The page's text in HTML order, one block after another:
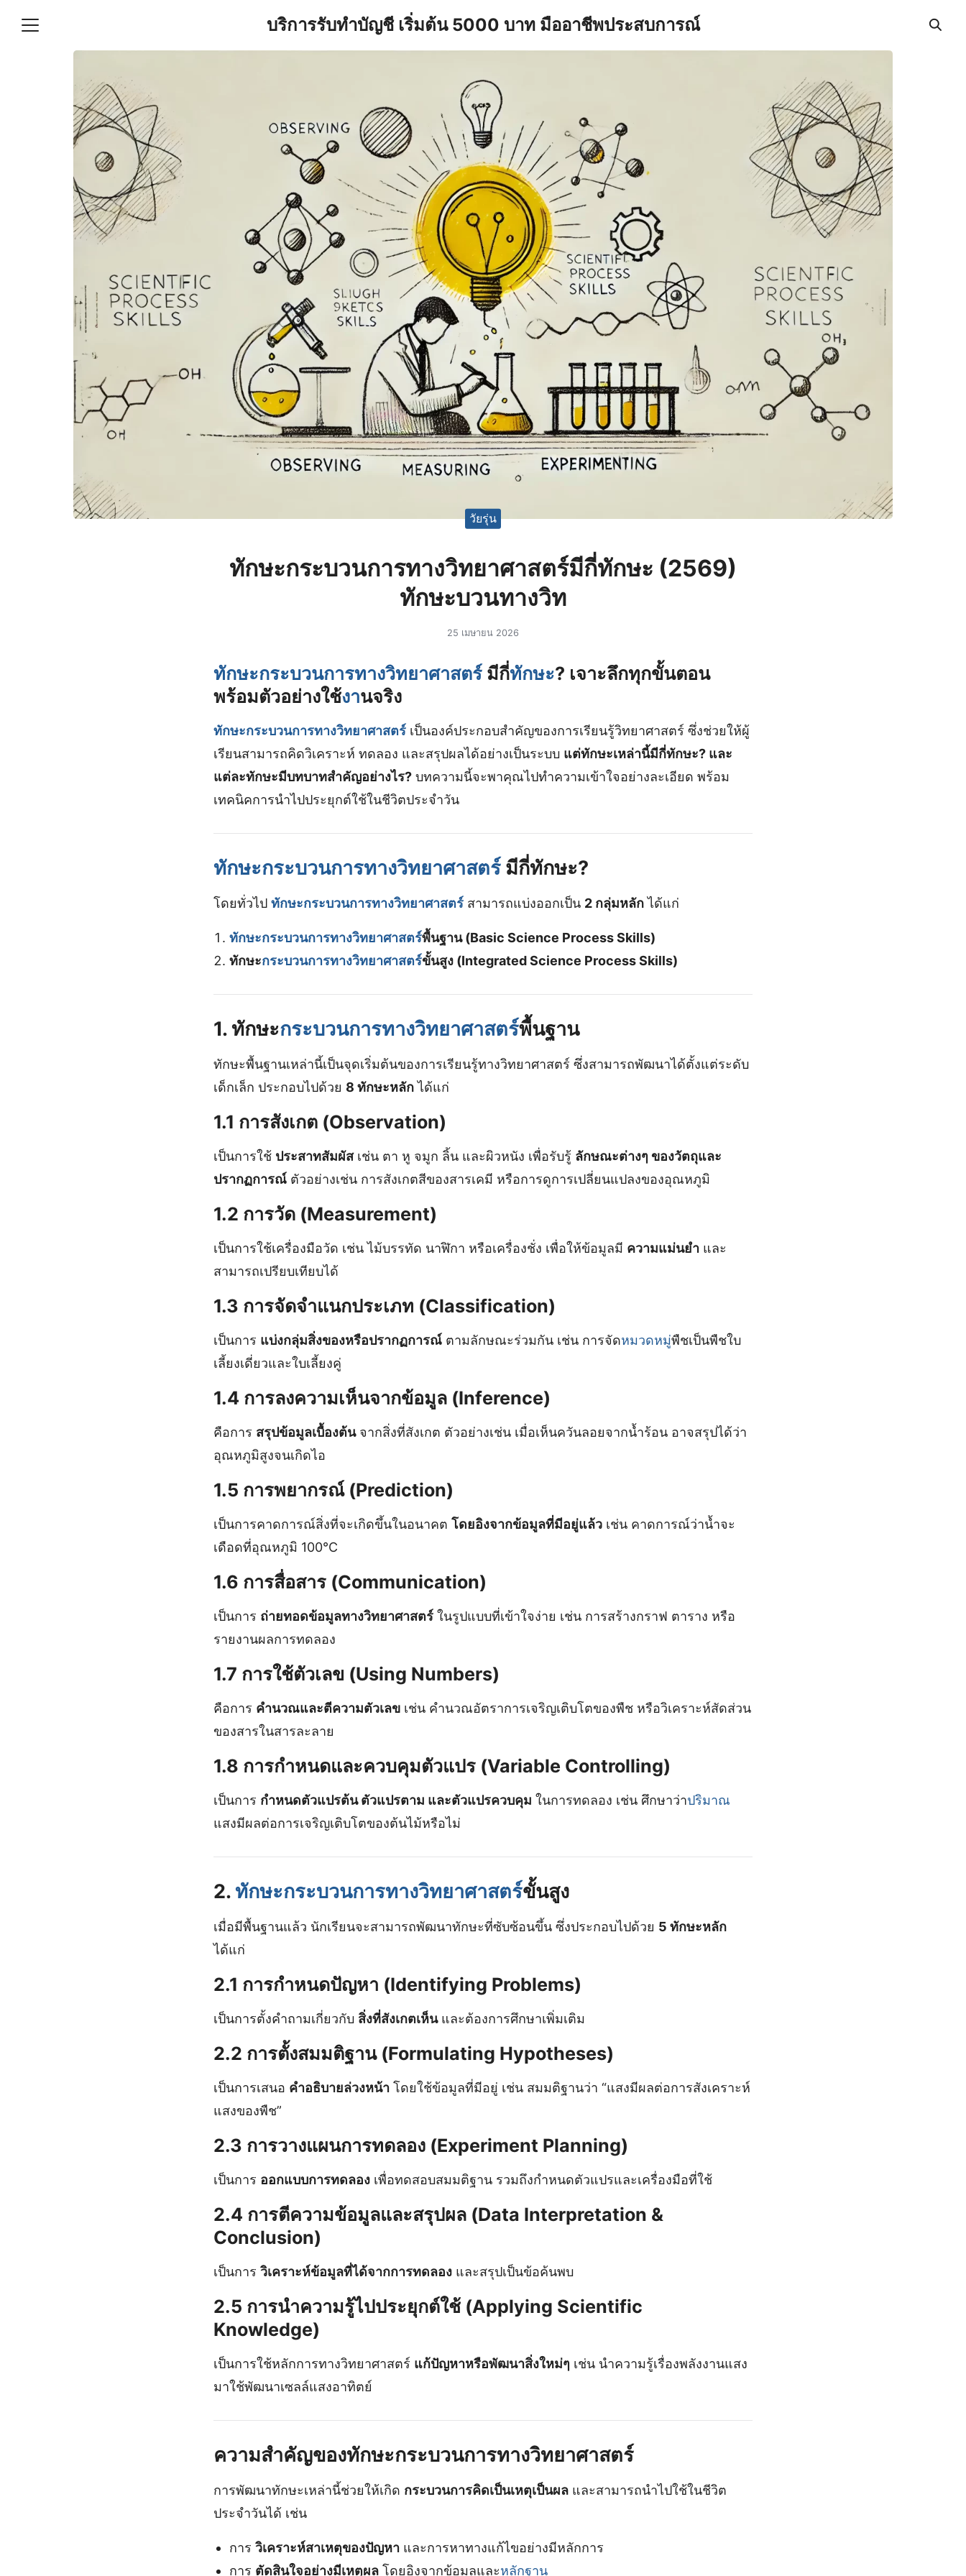
บริการรับทำบัญชี เริ่มต้น 5000 บาท มืออาชีพประสบการณ์
ญชีและภาษีครบวงจร |
วัยรุ่น
ทักษะกระบวนการทางวิทยาศาสตร์มีกี่ทักษะ (2569)
ทักษะบวนทางวิท
25 เมษายน 2026
ทักษะกระบวนการทางวิทยาศาสตร์ มีกี่ทักษะ? เจาะลึกทุกขั้นตอน
พร้อมตัวอย่างใช้งานจริง
ทักษะกระบวนการทางวิทยาศาสตร์ เป็นองค์ประกอบสำคัญของการเรียนรู้วิทยาศาสตร์ ซึ่งช่วยให้ผู้
เรียนสามารถคิดวิเคราะห์ ทดลอง และสรุปผลได้อย่างเป็นระบบ แต่ทักษะเหล่านี้มีกี่ทักษะ? และ
แต่ละทักษะมีบทบาทสำคัญอย่างไร? บทความนี้จะพาคุณไปทำความเข้าใจอย่างละเอียด พร้อม
เทคนิคการนำไปประยุกต์ใช้ในชีวิตประจำวัน
ทักษะกระบวนการทางวิทยาศาสตร์ มีกี่ทักษะ?
โดยทั่วไป ทักษะกระบวนการทางวิทยาศาสตร์ สามารถแบ่งออกเป็น 2 กลุ่มหลักได้แก่
ทักษะกระบวนการทางวิทยาศาสตร์พื้นฐาน (Basic Science Process Skills)
ทักษะกระบวนการทางวิทยาศาสตร์ขั้นสูง (Integrated Science Process Skills)
1. ทักษะกระบวนการทางวิทยาศาสตร์พื้นฐาน
ทักษะพื้นฐานเหล่านี้เป็นจุดเริ่มต้นของการเรียนรู้ทางวิทยาศาสตร์ ซึ่งสามารถพัฒนาได้ตั้งแต่ระดับ
เด็กเล็ก ประกอบไปด้วย 8 ทักษะหลักได้แก่
1.1 การสังเกต (Observation)
เป็นการใช้ ประสาทสัมผัสเช่น ตา หู จมูก ลิ้น และผิวหนัง เพื่อรับรู้ ลักษณะต่างๆ ของวัตถุและ
ปรากฏการณ์ ตัวอย่างเช่น การสังเกตสีของสารเคมี หรือการดูการเปลี่ยนแปลงของอุณหภูมิ
1.2 การวัด (Measurement)
เป็นการใช้เครื่องมือวัด เช่น ไม้บรรทัด นาฬิกา หรือเครื่องชั่ง เพื่อให้ข้อมูลมี ความแม่นยำ และ
สามารถเปรียบเทียบได้
1.3 การจัดจำแนกประเภท (Classification)
เป็นการ แบ่งกลุ่มสิ่งของหรือปรากฏการณ์ ตามลักษณะร่วมกัน เช่น การจัดหมวดหมู่พืชเป็นพืชใบ
เลี้ยงเดี่ยวและใบเลี้ยงคู่
1.4 การลงความเห็นจากข้อมูล (Inference)
คือการ สรุปข้อมูลเบื้องต้นจากสิ่งที่สังเกต ตัวอย่างเช่น เมื่อเห็นควันลอยจากน้ำร้อน อาจสรุปได้ว่า
อุณหภูมิสูงจนเกิดไอ
1.5 การพยากรณ์ (Prediction)
เป็นการคาดการณ์สิ่งที่จะเกิดขึ้นในอนาคต โดยอิงจากข้อมูลที่มีอยู่แล้ว เช่น คาดการณ์ว่าน้ำจะ
เดือดที่อุณหภูมิ 100°C
1.6 การสื่อสาร (Communication)
เป็นการ ถ่ายทอดข้อมูลทางวิทยาศาสตร์ ในรูปแบบที่เข้าใจง่าย เช่น การสร้างกราฟ ตาราง หรือ
รายงานผลการทดลอง
1.7 การใช้ตัวเลข (Using Numbers)
คือการ คำนวณและตีความตัวเลข เช่น คำนวณอัตราการเจริญเติบโตของพืช หรือวิเคราะห์สัดส่วน
ของสารในสารละลาย
1.8 การกำหนดและควบคุมตัวแปร (Variable Controlling)
เป็นการ กำหนดตัวแปรต้น ตัวแปรตาม และตัวแปรควบคุม ในการทดลอง เช่น ศึกษาว่าปริมาณ
แสงมีผลต่อการเจริญเติบโตของต้นไม้หรือไม่
2.ทักษะกระบวนการทางวิทยาศาสตร์ขั้นสูง
เมื่อมีพื้นฐานแล้ว นักเรียนจะสามารถพัฒนาทักษะที่ซับซ้อนขึ้น ซึ่งประกอบไปด้วย 5 ทักษะหลัก
ได้แก่
2.1 การกำหนดปัญหา (Identifying Problems)
เป็นการตั้งคำถามเกี่ยวกับ สิ่งที่สังเกตเห็นและต้องการศึกษาเพิ่มเติม
2.2 การตั้งสมมติฐาน (Formulating Hypotheses)
เป็นการเสนอ คำอธิบายล่วงหน้า โดยใช้ข้อมูลที่มีอยู่ เช่น สมมติฐานว่า “แสงมีผลต่อการสังเคราะห์
แสงของพืช”
2.3 การวางแผนการทดลอง (Experiment Planning)
เป็นการ ออกแบบการทดลอง เพื่อทดสอบสมมติฐาน รวมถึงกำหนดตัวแปรและเครื่องมือที่ใช้
2.4 การตีความข้อมูลและสรุปผล (Data Interpretation &
Conclusion)
เป็นการ วิเคราะห์ข้อมูลที่ได้จากการทดลอง และสรุปเป็นข้อค้นพบ
2.5 การนำความรู้ไปประยุกต์ใช้ (Applying Scientific
Knowledge)
เป็นการใช้หลักการทางวิทยาศาสตร์ แก้ปัญหาหรือพัฒนาสิ่งใหม่ๆ เช่น นำความรู้เรื่องพลังงานแสง
มาใช้พัฒนาเซลล์แสงอาทิตย์
ความสำคัญของทักษะกระบวนการทางวิทยาศาสตร์
การพัฒนาทักษะเหล่านี้ช่วยให้เกิด กระบวนการคิดเป็นเหตุเป็นผล และสามารถนำไปใช้ในชีวิต
ประจำวันได้ เช่น
การ วิเคราะห์สาเหตุของปัญหาและการหาทางแก้ไขอย่างมีหลักการ
การ ตัดสินใจอย่างมีเหตุผลโดยอิงจากข้อมูลและหลักฐาน